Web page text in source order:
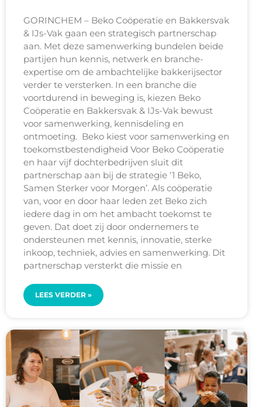
GORINCHEM – Beko Coöperatie en Bakkersvak
& IJs-Vak gaan een strategisch partnerschap
aan. Met deze samenwerking bundelen beide
partijen hun kennis, netwerk en branche-
expertise om de ambachtelijke bakkerijsector
verder te versterken. In een branche die
voortdurend in beweging is, kiezen Beko
Coöperatie en Bakkersvak & IJs-Vak bewust
voor samenwerking, kennisdeling en
ontmoeting. Beko kiest voor samenwerking en
toekomstbestendigheid Voor Beko Coöperatie
en haar vijf dochterbedrijven sluit dit
partnerschap aan bij de strategie ‘1 Beko,
Samen Sterker voor Morgen’. Als coöperatie
van, voor en door haar leden zet Beko zich
iedere dag in om het ambacht toekomst te
geven. Dat doet zij door ondernemers te
ondersteunen met kennis, innovatie, sterke
inkoop, techniek, advies en samenwerking. Dit
partnerschap versterkt die missie en
LEES VERDER »